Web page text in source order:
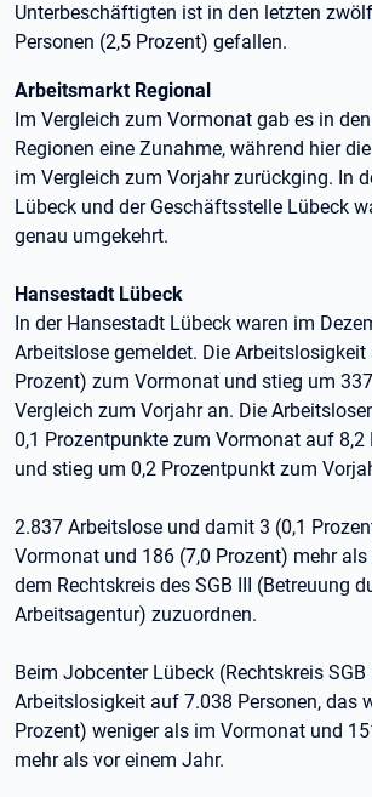
Unterbeschäftigten ist in den letzten
Personen (2,5 Prozent) gefallen.
Arbeitsmarkt Regional
Im Vergleich zum Vormonat gab es in
Regionen eine Zunahme, während hier
im Vergleich zum Vorjahr zurückging. In
Lübeck und der Geschäftsstelle Lübeck
genau umgekehrt.
Hansestadt Lübeck
In der Hansestadt Lübeck waren im
Arbeitslose gemeldet. Die Arbeitslosigkeit
Prozent) zum Vormonat und stieg um
Vergleich zum Vorjahr an. Die
0,1 Prozentpunkte zum Vormonat auf 8,2
und stieg um 0,2 Prozentpunkt zum
2.837 Arbeitslose und damit 3 (0,1
Vormonat und 186 (7,0 Prozent) mehr
dem Rechtskreis des SGB III (Betreuung
Arbeitsagentur) zuzuordnen.
Beim Jobcenter Lübeck (Rechtskreis
Arbeitslosigkeit auf 7.038 Personen, das
Prozent) weniger als im Vormonat und
mehr als vor einem Jahr.